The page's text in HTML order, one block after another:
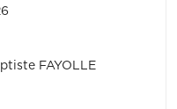
FAYOLLE